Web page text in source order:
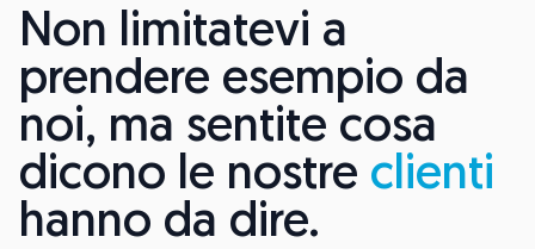
Non limitatevi a
prendere esempio da
noi, ma sentite cosa
dicono le nostre clienti
hanno da dire.